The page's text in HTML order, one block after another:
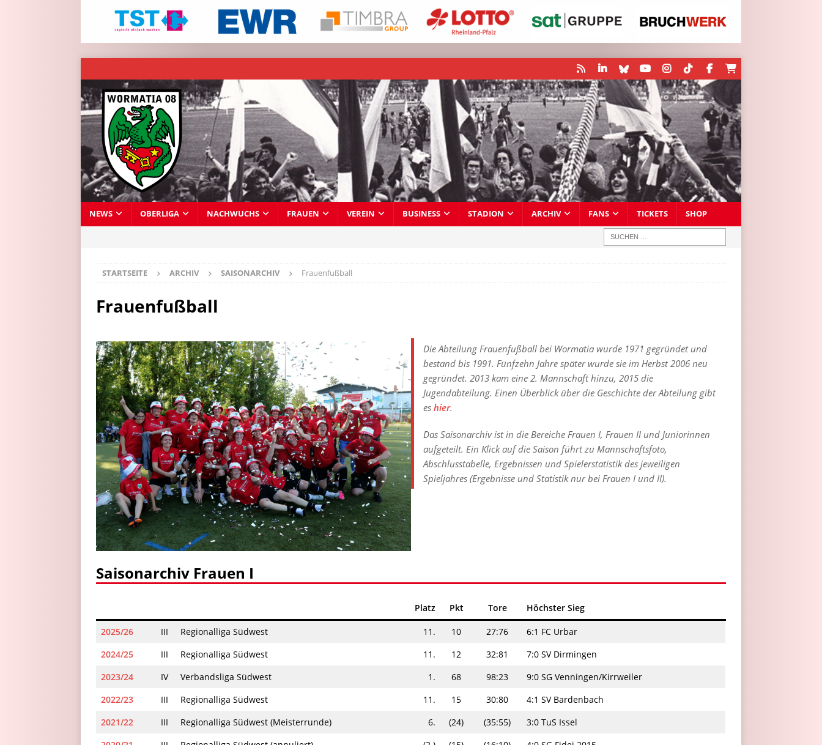
NEWS OBERLIGA NACHWUCHS FRAUEN VEREIN BUSINESS STADION ARCHIV FANS TICKETS SHOP
STARTSEITE ARCHIV SAISONARCHIV Frauenfußball
Frauenfußball
Die Abteilung Frauenfußball bei Wormatia wurde 1971 gegründet und
bestand bis 1991. Fünfzehn Jahre später wurde sie im Herbst 2006 neu
gegründet. 2013 kam eine 2. Mannschaft hinzu, 2015 die
Jugendabteilung. Einen Überblick über die Geschichte der Abteilung gibt
es hier.
Das Saisonarchiv ist in die Bereiche Frauen I, Frauen II und Juniorinnen
aufgeteilt. Ein Klick auf die Saison führt zu Mannschaftsfoto,
Abschlusstabelle, Ergebnissen und Spielerstatistik des jeweiligen
Spieljahres (Ergebnisse und Statistik nur bei Frauen I und II).
Saisonarchiv Frauen I
Platz Pkt Tore Höchster Sieg
2025/26 III Regionalliga Südwest 11. 10 27:76
6:1 FC Urbar
2024/25
III Regionalliga Südwest 11. 12 32:81
7:0 SV Dirmingen
2023/24
IV Verbandsliga Südwest 1. 68 98:23
9:0 SG Venningen/Kirrweiler
2022/23
III Regionalliga Südwest 11. 15 30:80
4:1 SV Bardenbach
2021/22
III Regionalliga Südwest (Meisterrunde) 6. (24) (35:55)
3:0 TuS Issel